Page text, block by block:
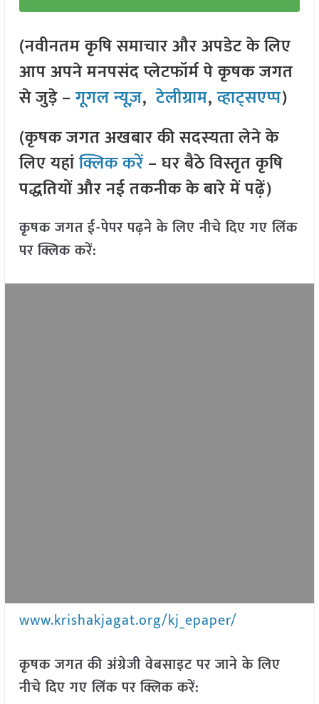
(नवीनतम कृषि समाचार और अपडेट के लिए
आप अपने मनपसंद प्लेटफॉर्म पे कृषक जगत
से जुड़े –गूगल न्यूज़,टेलीग्राम,व्हाट्सएप्प)
(कृषक जगत अखबार की सदस्यता लेने के
लिए यहांक्लिक करें– घर बैठे विस्तृत कृषि
पद्धतियों और नई तकनीक के बारे में पढ़ें)
कृषक जगत ई-पेपर पढ़ने के लिए नीचे दिए गए लिंक
पर क्लिक करें:
www.krishakjagat.org/kj_epaper/
कृषक जगत की अंग्रेजी वेबसाइट पर जाने के लिए
नीचे दिए गए लिंक पर क्लिक करें: